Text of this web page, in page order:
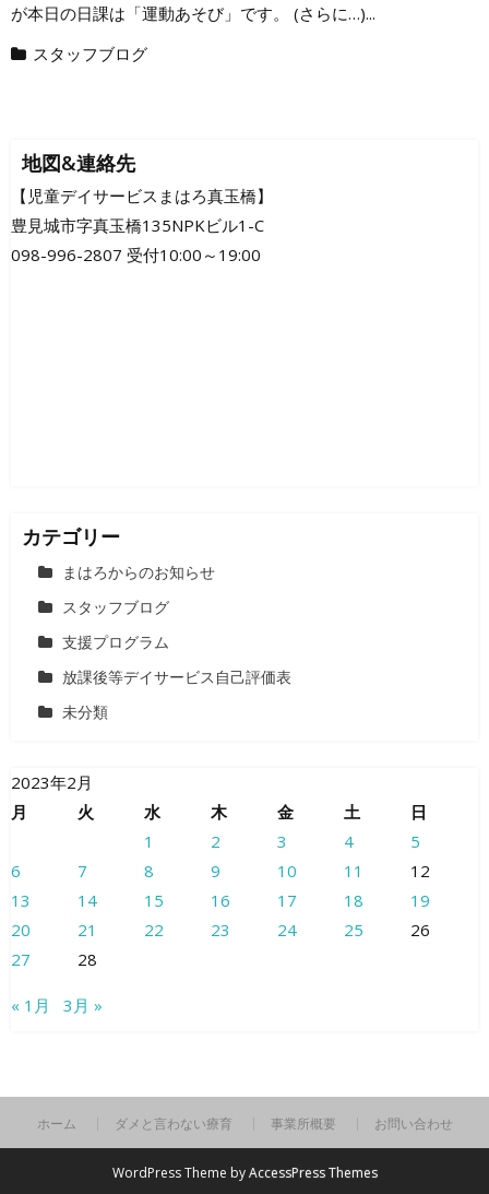
が本日の日課は「運動あそび」です。 (さらに…)...
スタッフブログ
地図&連絡先
【児童デイサービスまはろ真玉橋】
豊見城市字真玉橋135NPKビル1-C
098-996-2807 受付10:00～19:00
カテゴリー
まはろからのお知らせ
スタッフブログ
支援プログラム
放課後等デイサービス自己評価表
未分類
2023年2月
月
火 水 木 金 土
日
1
2 3 4
5
6
7 8 9 10 11
12
13
14 15 16 17 18
19
20
21 22 23 24 25
26
27
28
« 1月 3月 »
ホーム ダメと言わない療育 事業所概要 お問い合わせ
WordPress Theme byAccessPress Themes